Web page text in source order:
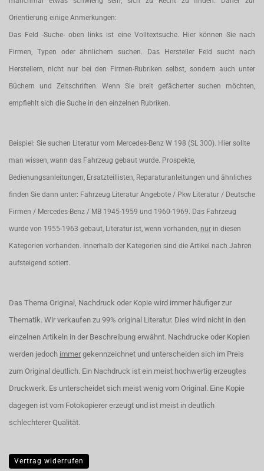
Orientierung einige Anmerkungen:
Das Feld -Suche- oben links ist eine Volltextsuche. Hier können Sie nach
Firmen, Typen oder ähnlichem suchen. Das Hersteller Feld sucht nach
Herstellern, nicht nur bei den Firmen-Rubriken selbst, sondern auch unter
Büchern und Zeitschriften. Wenn Sie breit gefächerter suchen möchten,
empfiehlt sich die Suche in den einzelnen Rubriken.
Beispiel: Sie suchen Literatur vom Mercedes-Benz W 198 (SL 300). Hier sollte
man wissen, wann das Fahrzeug gebaut wurde. Prospekte,
Bedienungsanleitungen, Ersatzteillisten, Reparaturanleitungen und ähnliches
finden Sie dann unter: Fahrzeug Literatur Angebote / Pkw Literatur / Deutsche
Firmen / Mercedes-Benz / MB 1945-1959 und 1960-1969. Das Fahrzeug
wurde von 1955-1963 gebaut, Literatur ist, wenn vorhanden, nur in diesen
Kategorien vorhanden. Innerhalb der Kategorien sind die Artikel nach Jahren
aufsteigend sotiert.
Das Thema Original, Nachdruck oder Kopie wird immer häufiger zur
Thematik. Wir verkaufen zu 99% original Literatur. Dies wird nicht in den
einzelnen Artikeln in der Beschreibung erwähnt. Nachdrucke oder Kopien
werden jedoch immer gekennzeichnet und unterscheiden sich im Preis
zum Original deutlich. Ein Nachdruck ist ein meist hochwertig erzeugtes
Druckwerk. Es unterscheidet sich meist wenig vom Original. Eine Kopie
dagegen ist vom Fotokopierer erzeugt und ist meist in deutlich
schlechterer Qualität.
Vertrag widerrufen